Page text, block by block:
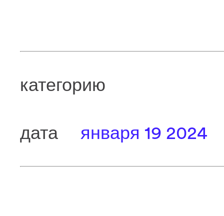
категорию
дата января 19 2024